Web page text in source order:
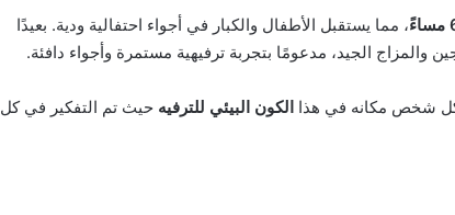
، مما يستقبل الأطفال والكبار في أجواء احتفالية ودية. بعيدًا
والمزاج الجيد، مدعومًا بتجربة ترفيهية مستمرة وأجواء دافئة.
كل شخص مكانه في هذا الكون البيئي للترفيه حيث تم التفكير في كل